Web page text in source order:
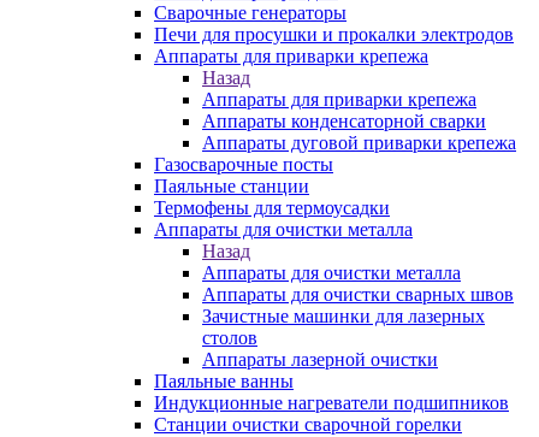
Сварочные генераторы
Печи для просушки и прокалки электродов
Аппараты для приварки крепежа
Назад
Аппараты для приварки крепежа
Аппараты конденсаторной сварки
Аппараты дуговой приварки крепежа
Газосварочные посты
Паяльные станции
Термофены для термоусадки
Аппараты для очистки металла
Назад
Аппараты для очистки металла
Аппараты для очистки сварных швов
Зачистные машинки для лазерных
столов
Аппараты лазерной очистки
Паяльные ванны
Индукционные нагреватели подшипников
Станции очистки сварочной горелки